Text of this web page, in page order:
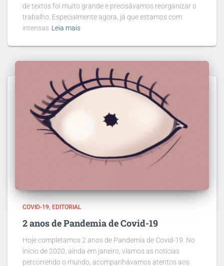
de textos foi muito grande e precisávamos reorganizar o
trabalho. Especialmente agora, já que estamos com
intensas Leia mais
COVID-19 EDITORIAL
2 anos de Pandemia de Covid-19
Hoje completamos 2 anos de Pandemia de Covid-19. No
início de 2020, ainda em janeiro, víamos as notícias
percorrendo o mundo, acompanhávamos atentos aos